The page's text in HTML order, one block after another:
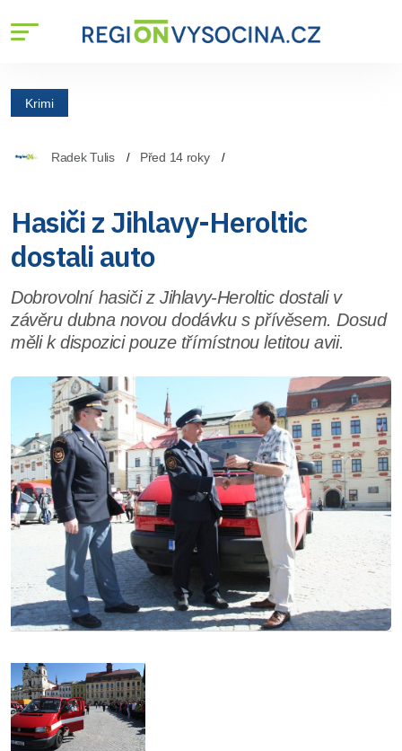
Krimi
Radek Tulis Před 14 roky
Hasiči z Jihlavy-Heroltic
dostali auto
Dobrovolní hasiči z Jihlavy-Heroltic dostali v
závěru dubna novou dodávku s přívěsem. Dosud
měli k dispozici pouze třímístnou letitou avii.